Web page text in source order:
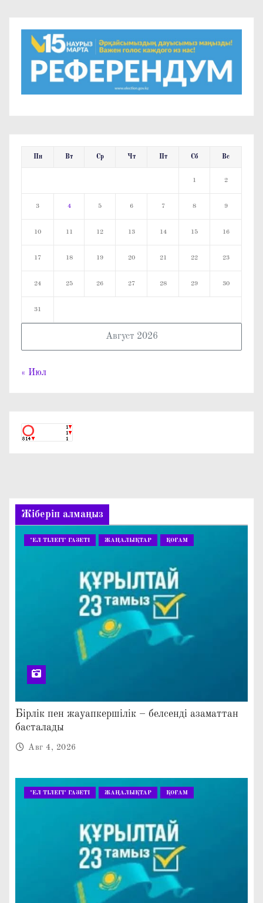
Август 2026
Пн Вт Ср Чт Пт Сб Вс
1 2
3 4 5 6 7 8 9
10 11 12 13 14 15 16
17 18 19 20 21 22 23
24 25 26 27 28 29 30
31
« Июл
Жіберіп алмаңыз
"ЕЛ ТІЛЕГІ" ГАЗЕТІ ЖАҢАЛЫҚТАР ҚОҒАМ
Бірлік пен жауапкершілік – белсенді азаматтан
басталады
Авг 4, 2026
"ЕЛ ТІЛЕГІ" ГАЗЕТІ ЖАҢАЛЫҚТАР ҚОҒАМ